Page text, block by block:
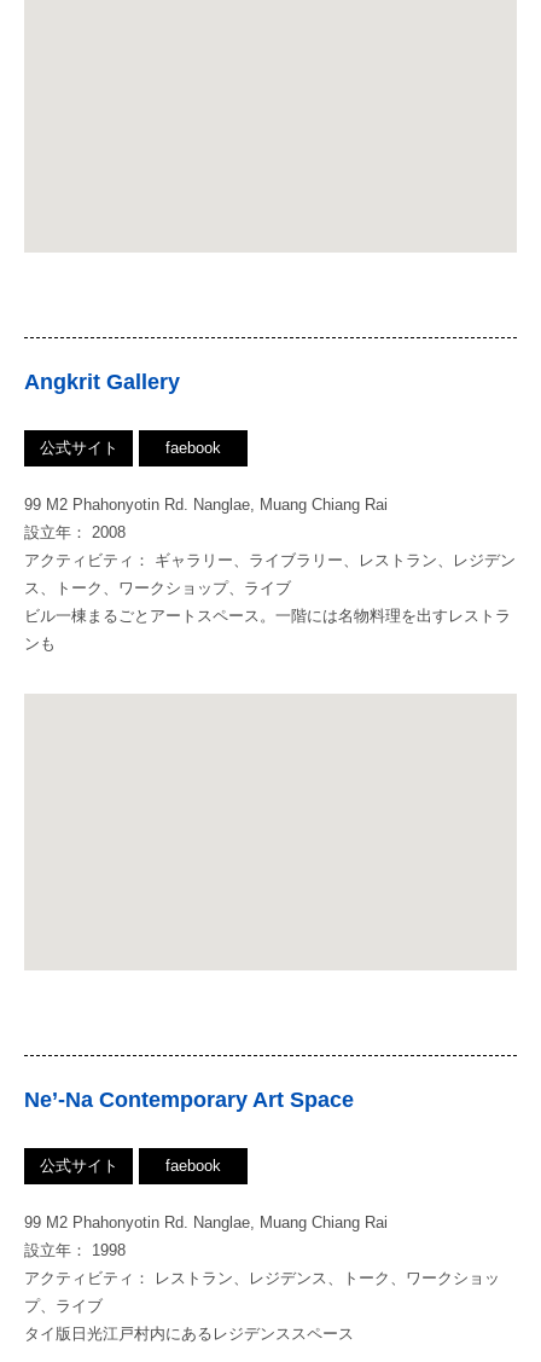
Angkrit Gallery
公式サイト faebook
99 M2 Phahonyotin Rd. Nanglae, Muang Chiang Rai
設立年： 2008
アクティビティ： ギャラリー、ライブラリー、レストラン、レジデン
ス、トーク、ワークショップ、ライブ
ビル一棟まるごとアートスペース。一階には名物料理を出すレストラ
ンも
Ne’-Na Contemporary Art Space
公式サイト faebook
99 M2 Phahonyotin Rd. Nanglae, Muang Chiang Rai
設立年： 1998
アクティビティ： レストラン、レジデンス、トーク、ワークショッ
プ、ライブ
タイ版日光江戸村内にあるレジデンススペース